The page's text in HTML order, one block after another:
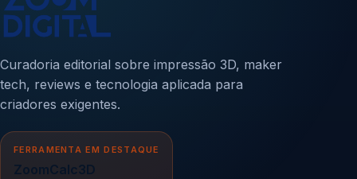
Curadoria editorial sobre impressão 3D, maker
tech, reviews e tecnologia aplicada para
criadores exigentes.
FERRAMENTA EM DESTAQUE
ZoomCalc3D